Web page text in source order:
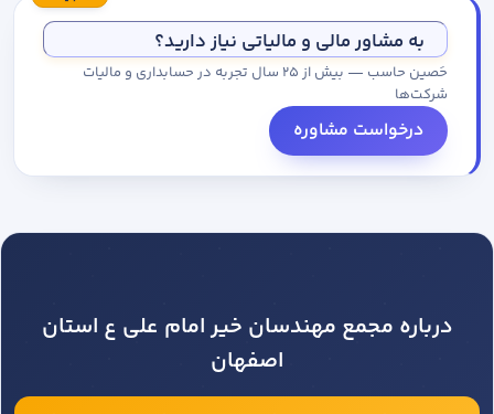
به مشاور مالی و مالیاتی نیاز دارید؟
حَصین حاسب — بیش از ۲۵ سال تجربه در حسابداری و مالیات
شرکت‌ها
درخواست مشاوره
درباره مجمع مهندسان خیر امام علی ع استان
اصفهان